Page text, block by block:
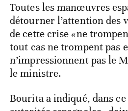
Toutes les manœuvres
détourner l’attention des
de cette crise «ne
tout cas ne trompent pas
n’impressionnent pas le
le ministre.
Bourita a indiqué, dans